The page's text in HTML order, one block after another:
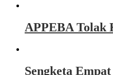
APPEBA Tolak
Sengketa